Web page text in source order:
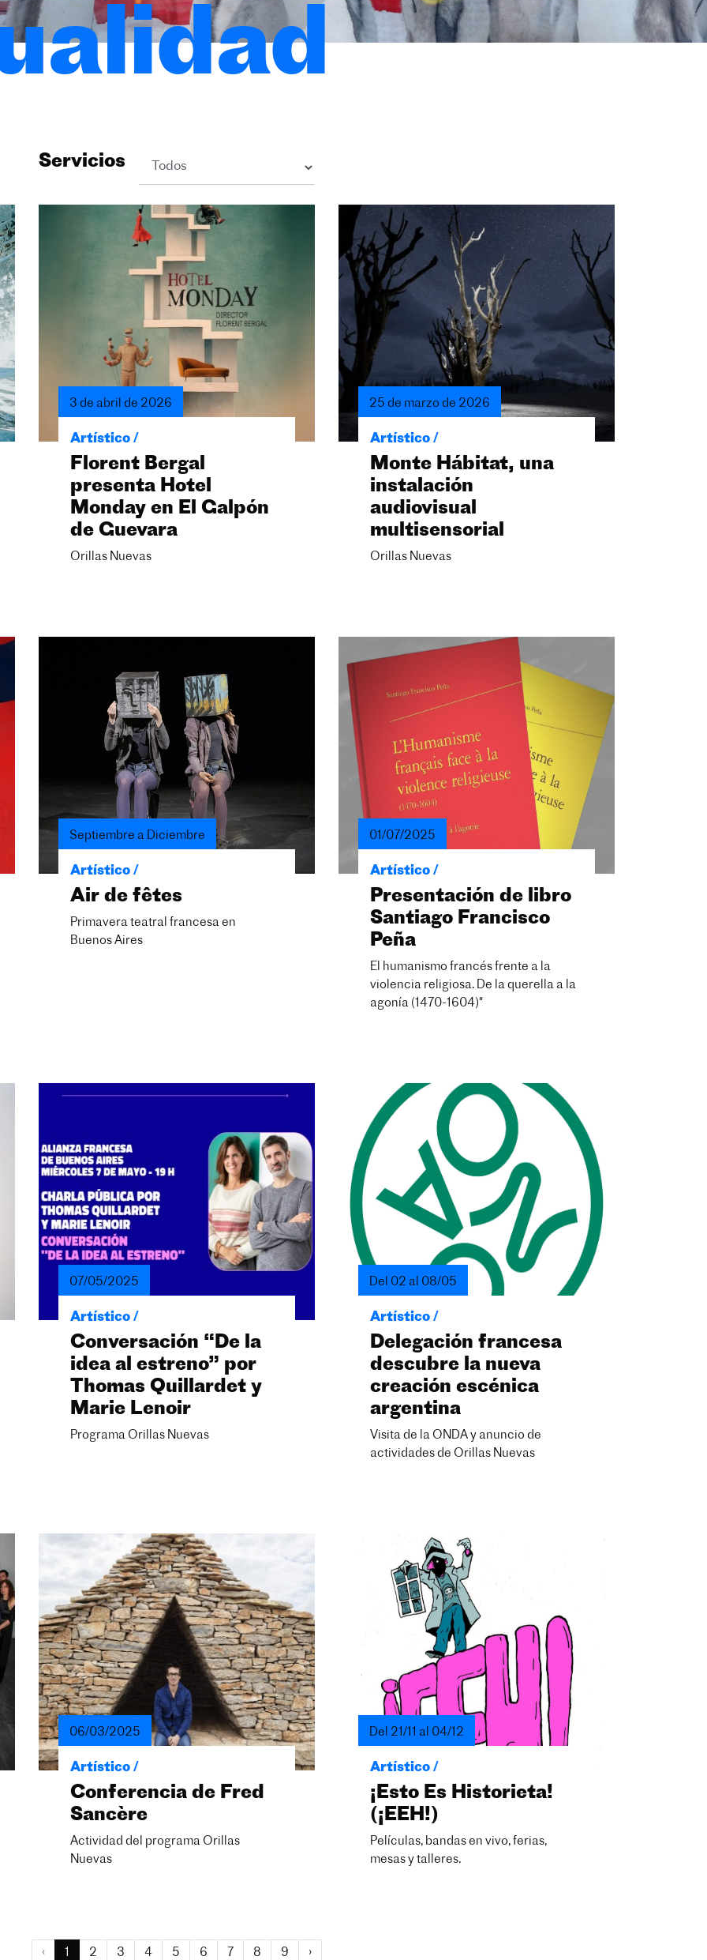
Servicios
3 de abril de 2026
Artístico /
Florent Bergal
presenta Hotel
Monday en El Galpón
de Guevara
Orillas Nuevas
25 de marzo de 2026
Artístico /
Monte Hábitat, una
instalación
audiovisual
multisensorial
Orillas Nuevas
Septiembre a Diciembre
Artístico /
Air de fêtes
Primavera teatral francesa en
Buenos Aires
01/07/2025
Artístico /
Presentación de libro
Santiago Francisco
Peña
El humanismo francés frente a la
violencia religiosa. De la querella a la
agonía (1470-1604)"
07/05/2025
Artístico /
Conversación “De la
idea al estreno” por
Thomas Quillardet y
Marie Lenoir
Programa Orillas Nuevas
Del 02 al 08/05
Artístico /
Delegación francesa
descubre la nueva
creación escénica
argentina
Visita de la ONDA y anuncio de
actividades de Orillas Nuevas
06/03/2025
Artístico /
Conferencia de Fred
Sancère
Actividad del programa Orillas
Nuevas
Del 21/11 al 04/12
Artístico /
¡Esto Es Historieta!
(¡EEH!)
Películas, bandas en vivo, ferias,
mesas y talleres.
‹ 2 3 4 5 6 7 8 9 ›